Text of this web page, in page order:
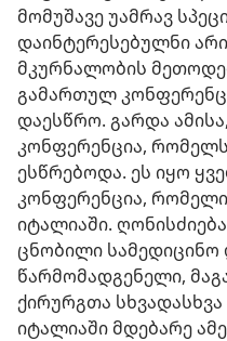
მომუშავე უამრავ
დაინტერესებულნი
მკურნალობის
გამართულ
დაესწრო. გარდა
კონფერენცია,
ესწრებოდა. ეს იყო
კონფერენცია,
იტალიაში.
ცნობილი სამედიცინო
წარმომადგენელი,
ქირურგთა
იტალიაში მდებარე